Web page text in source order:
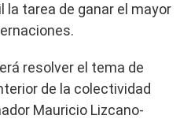
la tarea de ganar el mayor
resolver el tema de
de la colectividad
Mauricio Lizcano-